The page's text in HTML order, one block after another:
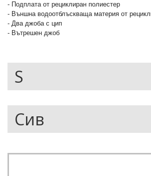
- Подплата от рециклиран полиестер
- Външна водоотблъскваща материя от
- Два джоба с цип
- Вътрешен джоб